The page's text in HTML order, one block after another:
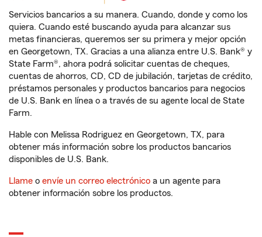
Servicios bancarios a su manera. Cuando, donde y como los
quiera. Cuando esté buscando ayuda para alcanzar sus
metas financieras, queremos ser su primera y mejor opción
en Georgetown, TX. Gracias a una alianza entre U.S. Bank® y
State Farm®, ahora podrá solicitar cuentas de cheques,
cuentas de ahorros, CD, CD de jubilación, tarjetas de crédito,
préstamos personales y productos bancarios para negocios
de U.S. Bank en línea o a través de su agente local de State
Farm.
Hable con Melissa Rodriguez en Georgetown, TX, para
obtener más información sobre los productos bancarios
disponibles de U.S. Bank.
Llame o envíe un correo electrónico a un agente para
obtener información sobre los productos.